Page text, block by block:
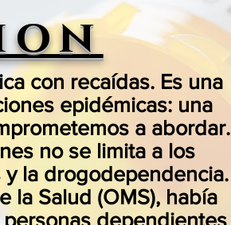
con recaídas. Es una
epidémicas: una
a abordar.
no se limita a los
la drogodependencia.
la Salud (OMS), había
dependientes